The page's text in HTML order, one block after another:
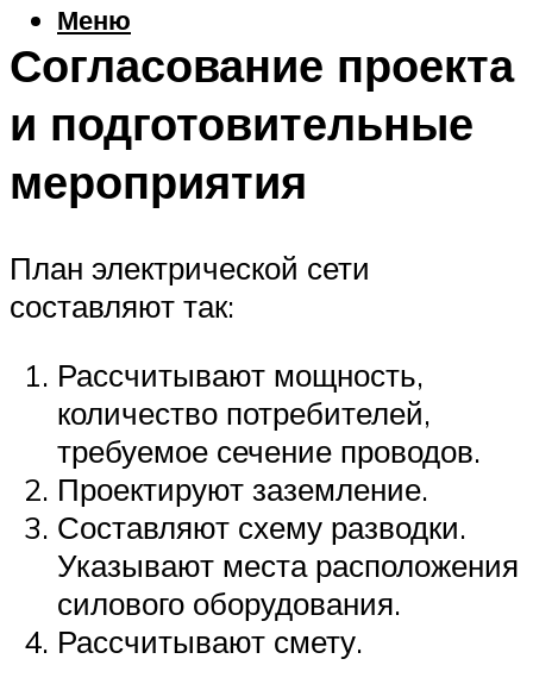
Меню
Согласование проекта
и подготовительные
мероприятия
План электрической сети
составляют так:
Рассчитывают мощность,
количество потребителей,
требуемое сечение проводов.
Проектируют заземление.
Составляют схему разводки.
Указывают места расположения
силового оборудования.
Рассчитывают смету.